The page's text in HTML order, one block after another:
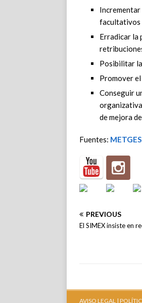
Incrementar
facultativos
Erradicar la
Posibilitar
Promover
Conseguir
organizativa
de mejora
Fuentes:
PREVIOUS
El SIMEX insiste en
AVISO LEGAL |